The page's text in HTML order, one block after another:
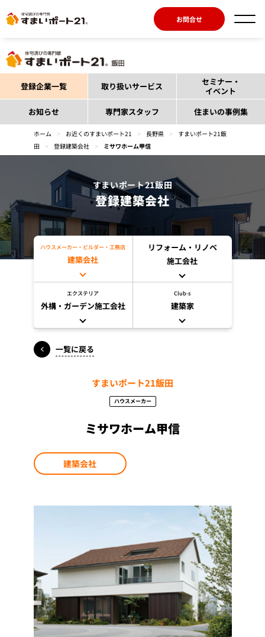
お問合せ
登録企業一覧 取り扱いサービス
セミナー・
イベント
お知らせ
専門家スタッフ 住まいの事例集
ホーム > お近くのすまいポート21 > 長野県 >
すまいポート21飯
田
> 登録建築会社 > ミサワホーム甲信
すまいポート21飯田
登録建築会社
ハウスメーカー・ビルダー・工務店
建築会社
リフォーム・リノベ
施工会社
エクステリア
外構・ガーデン施工会社
Club-s
建築家
一覧に戻る
すまいポート21飯田
ハウスメーカー
ミサワホーム甲信
建築会社